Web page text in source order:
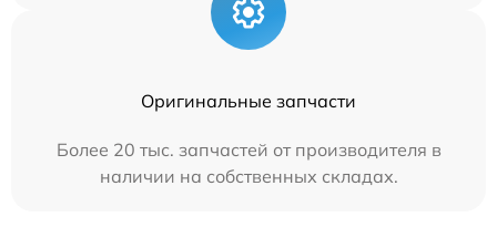
Оригинальные запчасти
Более 20 тыс. запчастей от производителя в
наличии на собственных складах.